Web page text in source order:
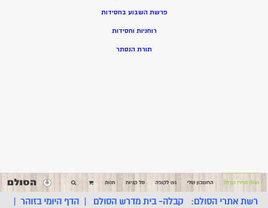
פרשת השבוע בחסידות
רוחניות וחסידות
תורת הנסתר
רשת אתרי הסולם: קבלה- בית מדרש הסולם |הדף היומי בזוהר